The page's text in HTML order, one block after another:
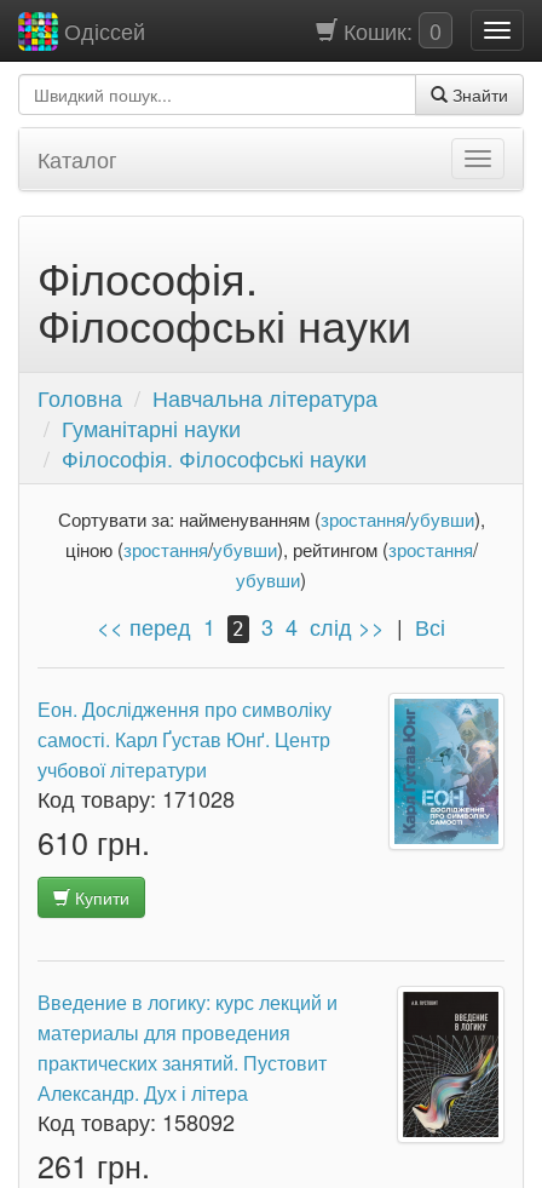
Кошик: 0
Одіссей
Знайти
Каталог
Філософія.
Філософські науки
Головна
Навчальна література
Гуманітарні науки
Філософія. Філософські науки
Сортувати за: найменуванням (зростання/убувши),
ціною (зростання/убувши), рейтингом (зростання/
убувши)
<< перед 1 2 3 4 слід >> | Всі
Еон. Дослідження про символіку
самості. Карл Ґустав Юнґ. Центр
учбової літератури
Код товару: 171028
610 грн.
Купити
Введение в логику: курс лекций и
материалы для проведения
практических занятий. Пустовит
Александр. Дух і літера
Код товару: 158092
261 грн.